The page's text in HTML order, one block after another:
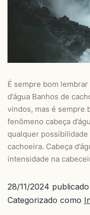
É sempre bom
d’água Banhos de
vindos, mas é sempre
fenômeno cabeça
qualquer
cachoeira. Cabeça
intensidade na
28/11/2024 publicado
Categorizado como